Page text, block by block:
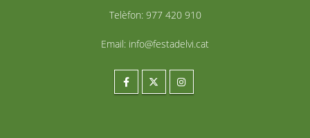
Telèfon: 977 420 910
Email: info@festadelvi.cat